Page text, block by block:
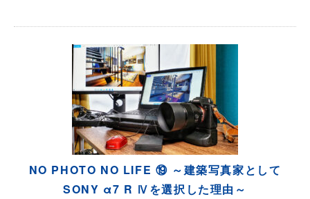
NO PHOTO NO LIFE ⑲ ～建築写真家として
SONY α7 R Ⅳを選択した理由～